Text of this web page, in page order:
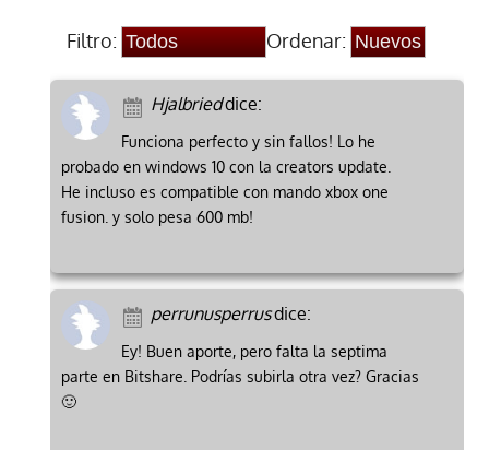
Filtro: Ordenar:
Hjalbrieddice:
Funciona perfecto y sin fallos! Lo he
probado en windows 10 con la creators update.
He incluso es compatible con mando xbox one
fusion. y solo pesa 600 mb!
perrunusperrusdice:
Ey! Buen aporte, pero falta la septima
parte en Bitshare. Podrías subirla otra vez? Gracias
🙂